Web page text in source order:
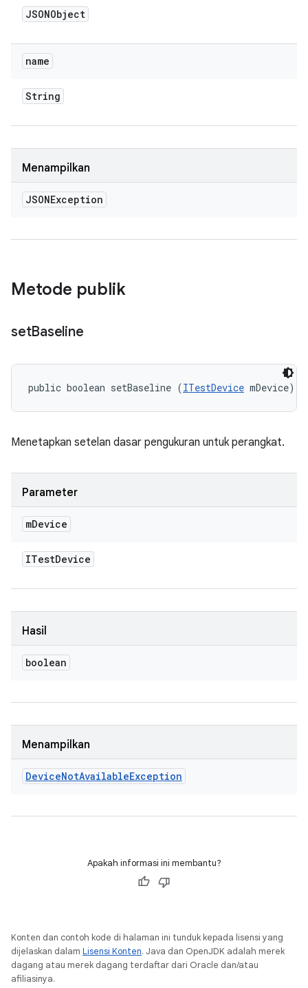
JSONObject
name
String
Menampilkan
JSONException
Metode publik
setBaseline
public boolean setBaseline (ITestDevice mDevice)
Menetapkan setelan dasar pengukuran untuk perangkat.
Parameter
mDevice
ITestDevice
Hasil
boolean
Menampilkan
DeviceNotAvailableException
Apakah informasi ini membantu?
Konten dan contoh kode di halaman ini tunduk kepada lisensi yang
dijelaskan dalam Lisensi Konten. Java dan OpenJDK adalah merek
dagang atau merek dagang terdaftar dari Oracle dan/atau
afiliasinya.